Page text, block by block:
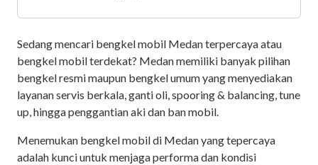
Sedang mencari bengkel mobil Medan terpercaya atau
bengkel mobil terdekat? Medan memiliki banyak pilihan
bengkel resmi maupun bengkel umum yang menyediakan
layanan servis berkala, ganti oli, spooring & balancing, tune
up, hingga penggantian aki dan ban mobil.
Menemukan bengkel mobil di Medan yang tepercaya
adalah kunci untuk menjaga performa dan kondisi